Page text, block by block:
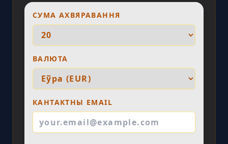
СУМА АХВЯРАВАННЯ
ВАЛЮТА
КАНТАКТНЫ EMAIL